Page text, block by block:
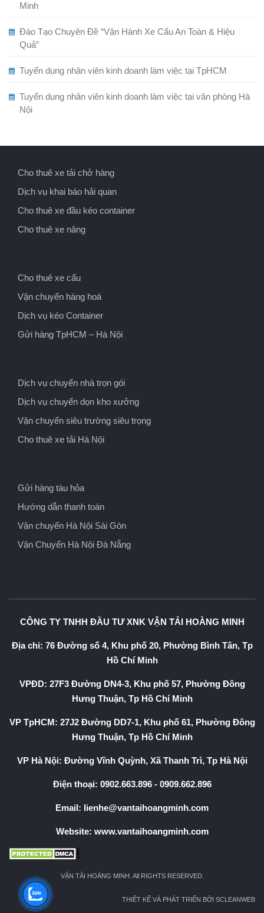
Minh
Đào Tạo Chuyên Đề “Vận Hành Xe Cẩu An Toàn & Hiệu
Quả”
Tuyển dụng nhân viên kinh doanh làm việc tại TpHCM
Tuyển dụng nhân viên kinh doanh làm việc tại văn phòng Hà
Nội
Cho thuê xe tải chở hàng
Dịch vụ khai báo hải quan
Cho thuê xe đầu kéo container
Cho thuê xe nâng
Cho thuê xe cẩu
Vận chuyển hàng hoá
Dịch vụ kéo Container
Gửi hàng TpHCM – Hà Nội
Dịch vụ chuyển nhà trọn gói
Dịch vụ chuyển dọn kho xưởng
Vận chuyển siêu trường siêu trọng
Cho thuê xe tải Hà Nội
Gửi hàng tàu hỏa
Hướng dẫn thanh toán
Vận chuyển Hà Nội Sài Gòn
Vận Chuyển Hà Nội Đà Nẵng
CÔNG TY TNHH ĐẦU TƯ XNK VẬN TẢI HOÀNG MINH
Địa chỉ: 76 Đường số 4, Khu phố 20, Phường Bình Tân, Tp
Hồ Chí Minh
VPĐD: 27F3 Đường DN4-3, Khu phố 57, Phường Đông
Hưng Thuận, Tp Hồ Chí Minh
VP TpHCM: 27J2 Đường DD7-1, Khu phố 61, Phường Đông
Hưng Thuận, Tp Hồ Chí Minh
VP Hà Nội: Đường Vĩnh Quỳnh, Xã Thanh Trì, Tp Hà Nội
Điện thoại: 0902.663.896- 0909.662.896
Email: lienhe@vantaihoangminh.com
Website: www.vantaihoangminh.com
VẬN TẢI HOÀNG MINH. All RIGHTS RESERVED.
THIẾT KẾ VÀ PHÁT TRIỂN BỞI SCLEANWEB